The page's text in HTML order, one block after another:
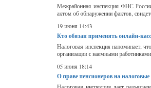
Межрайонная инспекция ФНС
актом об обнаружении фактов,
19 июня 14:43
Кто обязан применять онлайн-
Налоговая инспекция напоминает,
организации с наемными
05 июня 18:14
О праве пенсионеров на налоговые